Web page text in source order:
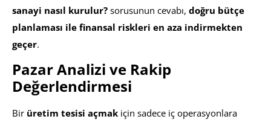
sanayi nasıl kurulur? sorusunun cevabı, doğru bütçe
planlaması ile finansal riskleri en aza indirmekten
geçer.
Pazar Analizi ve Rakip
Değerlendirmesi
Bir üretim tesisi açmak için sadece iç operasyonlara